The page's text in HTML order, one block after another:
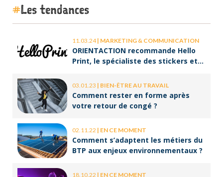
Les tendances
11.03.24| MARKETING & COMMUNICATION
ORIENTACTION recommande Hello
Print, le spécialiste des stickers et
03.01.23 | BIEN-ÊTRE AU TRAVAIL
Comment rester en forme après
votre retour de congé ?
02.11.22 | EN CE MOMENT
Comment s’adaptent les métiers du
BTP aux enjeux environnementaux ?
18.10.22 | EN CE MOMENT